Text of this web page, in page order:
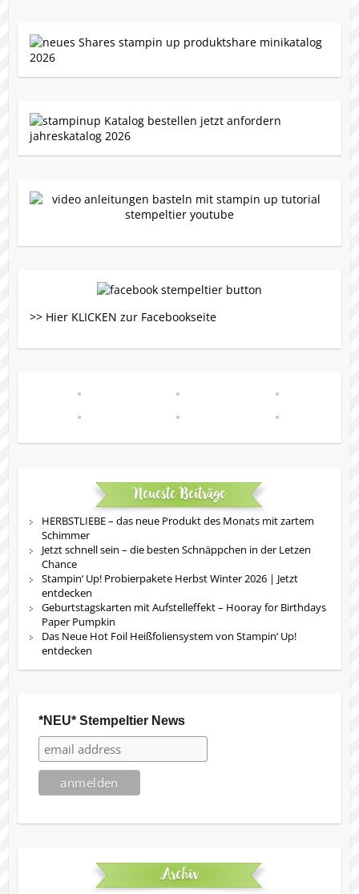
>> Hier KLICKEN zur Facebookseite
Neueste Beiträge
HERBSTLIEBE – das neue Produkt des Monats mit zartem
Schimmer
Jetzt schnell sein – die besten Schnäppchen in der Letzen
Chance
Stampin‘ Up! Probierpakete Herbst Winter 2026 | Jetzt
entdecken
Geburtstagskarten mit Aufstelleffekt – Hooray for Birthdays
Paper Pumpkin
Das Neue Hot Foil Heißfoliensystem von Stampin‘ Up!
entdecken
*NEU* Stempeltier News
Archiv